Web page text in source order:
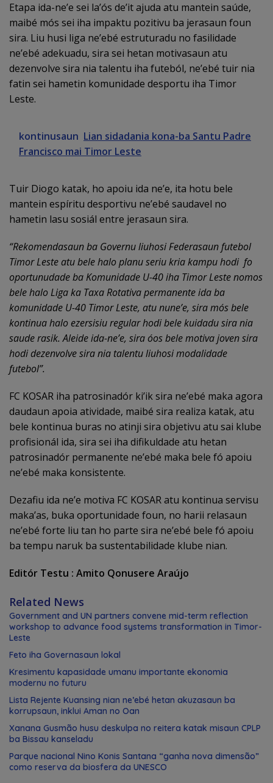
Etapa ida-ne’e sei la’ós de’it ajuda atu mantein saúde,
maibé mós sei iha impaktu pozitivu ba jerasaun foun
sira. Liu husi liga ne’ebé estruturadu no fasilidade
ne’ebé adekuadu, sira sei hetan motivasaun atu
dezenvolve sira nia talentu iha futeból, ne’ebé tuir nia
fatin sei hametin komunidade desportu iha Timor
Leste.
kontinusaun Lian sidadania kona-ba Santu Padre
Francisco mai Timor Leste
Tuir Diogo katak, ho apoiu ida ne’e, ita hotu bele
mantein espíritu desportivu ne’ebé saudavel no
hametin lasu sosiál entre jerasaun sira.
“Rekomendasaun ba Governu liuhosi Federasaun futebol
Timor Leste atu bele halo planu seriu kria kampu hodi fo
oportunudade ba Komunidade U-40 iha Timor Leste nomos
bele halo Liga ka Taxa Rotativa permanente ida ba
komunidade U-40 Timor Leste, atu nune’e, sira mós bele
kontinua halo ezersisiu regular hodi bele kuidadu sira nia
saude rasik. Aleide ida-ne’e, sira óos bele motiva joven sira
hodi dezenvolve sira nia talentu liuhosi modalidade
futebol”.
FC KOSAR iha patrosinadór ki’ik sira ne’ebé maka agora
daudaun apoia atividade, maibé sira realiza katak, atu
bele kontinua buras no atinji sira objetivu atu sai klube
profisionál ida, sira sei iha difikuldade atu hetan
patrosinadór permanente ne’ebé maka bele fó apoiu
ne’ebé maka konsistente.
Dezafiu ida ne’e motiva FC KOSAR atu kontinua servisu
maka’as, buka oportunidade foun, no harii relasaun
ne’ebé forte liu tan ho parte sira ne’ebé bele fó apoiu
ba tempu naruk ba sustentabilidade klube nian.
Editór Testu : Amito Qonusere Araújo
Related News
Government and UN partners convene mid-term reflection
workshop to advance food systems transformation in Timor-
Leste
Feto iha Governasaun lokal
Kresimentu kapasidade umanu importante ekonomia
modernu no futuru
Lista Rejente Kuansing nian ne’ebé hetan akuzasaun ba
korrupsaun, inklui Aman no Oan
Xanana Gusmão husu deskulpa no reitera katak misaun CPLP
ba Bissau kanseladu
Parque nacional Nino Konis Santana “ganha nova dimensão”
como reserva da biosfera da UNESCO